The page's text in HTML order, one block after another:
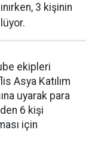
3 kişinin
ekipleri
Asya Katılım
uyarak para
6 kişi
için